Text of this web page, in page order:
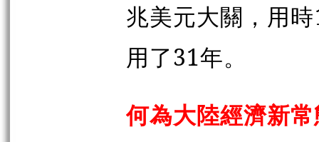
兆美元大關，用
用了31年。
何為大陸經濟新